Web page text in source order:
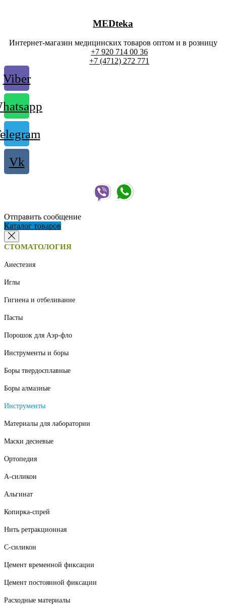
MEDteka
Интернет-магазин медицинских товаров оптом и в розницу
+7 920 714 00 36
+7 (4712) 272 771
Viber
Vk
Отправить сообщение
Каталог товаров
СТОМАТОЛОГИЯ
Анестезия
Иглы
Гигиена и отбеливание
Пасты
Порошок для Аэр-фло
Инструменты и боры
Боры твердосплавные
Боры алмазные
Инструменты
Материалы для лаборатории
Маски десневые
Ортопедия
А-силикон
Альгинат
Копирка-спрей
Нить ретракционная
С-силикон
Цемент временной фиксации
Цемент постоянной фиксации
Расходные материалы